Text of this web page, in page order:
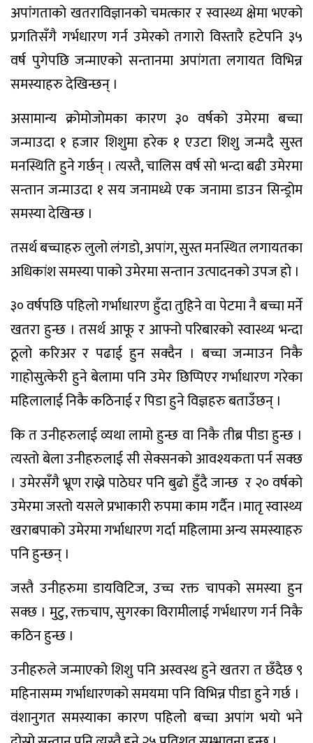
अपांंगताको खतराविज्ञानको चमत्कार र स्वास्थ्य क्षेमा भएको
प्रगतिसँगै गर्भधारण गर्न उमेरको तगारो विस्तारै हटेपनि ३५
वर्ष पुगेपछि जन्माएको सन्तानमा अपांगता लगायत विभिन्न
समस्याहरु देखिन्छन् ।
असामान्य क्रोमोजोमका कारण ३० वर्षको उमेरमा बच्चा
जन्माउदा १ हजार शिशुमा हरेक १ एउटा शिशु जन्मदै सुस्त
मनस्थिति हुने गर्छन् । त्यस्तै, चालिस वर्ष सो भन्दा बढी उमेरमा
सन्तान जन्माउदा १ सय जनामध्ये एक जनामा डाउन सिन्ड्रोम
समस्या देखिन्छ ।
तसर्थ बच्चाहरु लुलो लंगडो, अपांग, सुस्त मनस्थित लगायतका
अधिकांश समस्या पाको उमेरमा सन्तान उत्पादनको उपज हो ।
३० वर्षपछि पहिलो गर्भाधारण हुँदा तुहिने वा पेटमा नै बच्चा मर्ने
खतरा हुन्छ । तसर्थ आफू र आफ्नो परिबारको स्वास्थ्य भन्दा
ठूलो करिअर र पढाई हुन सक्दैन । बच्चा जन्माउन निकै
गाहोसुत्केरी हुने बेलामा पनि उमेर छिप्पिएर गर्भाधारण गरेका
महिलालाई निकै कठिनाई र पिडा हुने विज्ञहरु बताउँछन् ।
कि त उनीहरुलाई व्यथा लामो हुन्छ वा निकै तीब्र पीडा हुन्छ ।
त्यस्तो बेला उनीहरुलाई सी सेक्सनको आवश्यकता पर्न सक्छ
। उमेरसँगै भ्रूण राख्ने पाठेघर पनि बुढो हुँदै जान्छ र २० वर्षको
उमेरमा जस्तो यसले प्रभाकारी रुपमा काम गर्दैन ।मातृ स्वास्थ्य
खराबपाको उमेरमा गर्भाधारण गर्दा महिलामा अन्य समस्याहरु
पनि हुन्छन् ।
जस्तै उनीहरुमा डायविटिज, उच्च रक्त चापको समस्या हुन
सक्छ । मुटु, रक्तचाप, सुगरका विरामीलाई गर्भधारण गर्न निकै
कठिन हुन्छ ।
उनीहरुले जन्माएको शिशु पनि अस्वस्थ हुने खतरा त छँदैछ ९
महिनासम्म गर्भाधारणको समयमा पनि विभिन्न पीडा हुने गर्छ ।
वंशानुगत समस्याका कारण पहिलोे बच्चा अपांग भयो भने